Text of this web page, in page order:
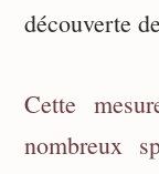
découverte
Cette
nombreux